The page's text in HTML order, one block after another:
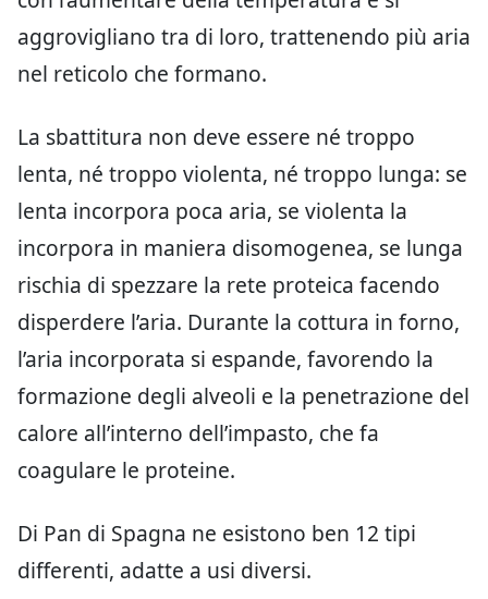
aggrovigliano tra di loro, trattenendo più aria
nel reticolo che formano.
La sbattitura non deve essere né troppo
lenta, né troppo violenta, né troppo lunga: se
lenta incorpora poca aria, se violenta la
incorpora in maniera disomogenea, se lunga
rischia di spezzare la rete proteica facendo
disperdere l’aria. Durante la cottura in forno,
l’aria incorporata si espande, favorendo la
formazione degli alveoli e la penetrazione del
calore all’interno dell’impasto, che fa
coagulare le proteine.
Di Pan di Spagna ne esistono ben 12 tipi
differenti, adatte a usi diversi.